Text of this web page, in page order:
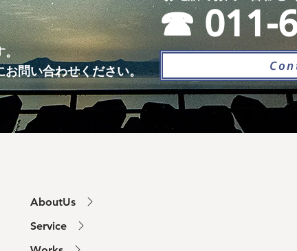
。
問い合わせください。
☎︎ 011-
AboutUs
Service